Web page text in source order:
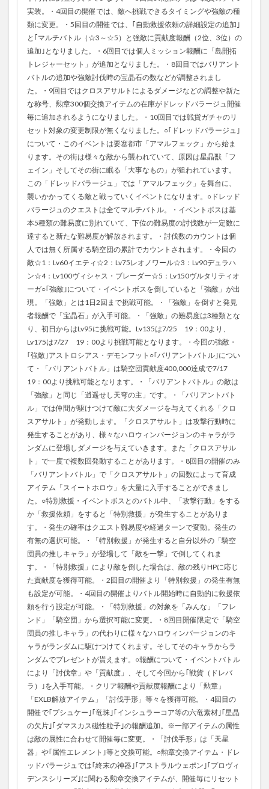
実装。・4回目の開催では、敵へ挑戦できるタイミングや強敵の種
類に変更。・5回目の開催では、｢自動救援依頼の詳細設定の追加｣
と｢マルチバトル（☆3～☆5）と強敵に貢献度報酬（2位、3位）の
追加｣となりました。・6回目では個人ミッション報酬に「島開拓
トレジャーセット」が追加となりました。・8回目ではバリアント
バトルの追加や強敵討伐時の宝晶石の数などが調整されまし
た。・9回目ではクロスアサルトによるダメージなどの調整や新た
な称号、勲章300個交換アイテムの在庫がドレッドバラージュ開催
毎に追加されるようになりました。・10回目では戦貨ガチャのリ
セット対象の変更制限が無くなりました。○｢ドレッドバラージュ｣
について・このイベントは要塞都市「アマルフェック」から始ま
ります。その街は様々な敵から襲われていて、原因は星晶獣「フ
ェイン」そしてその街に眠る「大事なもの」が狙われています。
この「ドレッドバラージュ」では「アマルフェック」を舞台に、
襲いかかってくる敵と戦っていくイベントになります。○ドレッド
バラージュのクエストは全てマルチバトル。・イベントボスは基
本5種類の難易度に別れていて、下位の難易度の討伐数が一定数に
達すると新たな難易度が解放されます。・討伐数のカウントは個
人では無く所属する騎空団の累計でカウントされます。・今回の
敵☆1：Lv60イエティ☆2：Lv75レオノワール☆3：Lv90デュラハ
ン☆4：Lv100ヴィシャス・ブレーダー☆5：Lv150ヴルタリティオ
ーガ○｢強敵｣について・イベントボスを倒していると「強敵」が出
現。「強敵」とは1日2回まで挑戦可能。・「強敵」を倒すと発見
者報酬で「宝晶石」が入手可能。・「強敵」の難易度は3種類とな
り、初日からはLv95に挑戦可能。Lv135は7/25 19：00より、
Lv175は7/27 19：00より挑戦可能となります。・今回の強敵・
｢強敵｣アストロシアス・デモンフット○｢バリアントバトル｣につい
て・「バリアントバトル」は騎空団貢献度400,000達成で7/17
19：00より挑戦可能となります。・「バリアントバトル」の敵は
「強敵」と同じ「逍遥せし天穹の主」です。・「バリアントバト
ル」では仲間が駆けつけて敵に大ダメージを与えてくれる「クロ
スアサルト」が発動します。「クロスアサルト」は攻撃行動時に
発生することがあり、様々なハロウィンバージョンのキャラがラ
ンダムに登場しダメージを与えていきます。また「クロスアサル
ト」で一度で複数回発動することがあります。・8回目の開催のみ
「バリアントバトル」で「クロスアサルト」の回数によって育成
アイテム「スイートホロウ」を大量に入手することができまし
た。○特別救援・イベントボスとのバトル中、「攻撃行動」をする
か「救援依頼」をすると「特別救援」が発生することがありま
す。・発生の確率はクエスト難易度や経過ターンで変動。発生の
有無の選択可能。・「特別救援」が発生すると自分以外の「騎空
団員の推しキャラ」が登場して「敵を一撃」で倒してくれま
す。・「特別救援」により敵を倒した場合は、敵の残りHPに応じ
た貢献度を獲得可能。・2回目の開催より「特別救援」の発生有無
も設定が可能。・4回目の開催よりバトル開始時に自動的に救援依
頼を行う設定が可能。・「特別救援」の対象を「みんな」「フレ
ンド」「騎空団」から選択可能に変更。・8回目開催限定で「騎空
団員の推しキャラ」の代わりに様々なハロウィンバージョンのキ
ャラがランダムに駆けつけてくれます。そしてそのキャラからラ
ンダムでプレゼントが貰えます。○報酬について・イベントバトル
により「討伐章」や「貢献度」、そして今回から｢戦貨（ドレバ
ラ）｣を入手可能。・クリア報酬や貢献度報酬により「勲章」
「EXLB解放アイテム」「討伐手形」等々を獲得可能。・4回目の
開催で｢プシュケー｣｢竜珠｣｢インシュラーコア等の六竜素材｣｢星晶
の欠片｣｢ダマスカス磁性粒子｣の報酬追加。※一部アイテムの属性
は敵の属性に合わせて開催毎に変更。・「討伐手形」は「天星
器」や｢属性エレメント｣等と交換可能。○勲章交換アイテム・ドレ
ッドバラージュでは｢終末の神器｣｢アストラルウェポン｣｢プロヴィ
デンスシリーズ｣に関わる勲章交換アイテムが、開催毎にリセット